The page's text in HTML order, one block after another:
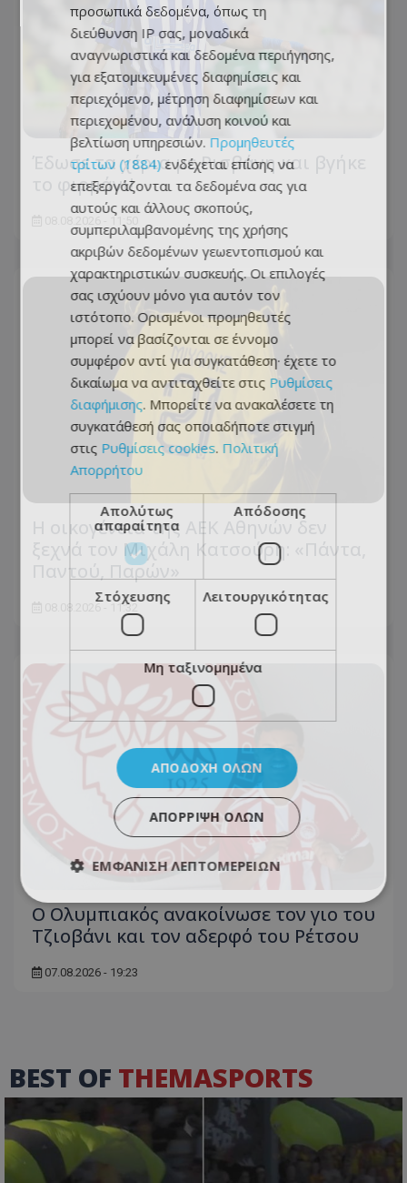
Έδωσε τα χέρια με Ρισβάνη και βγήκε
το φιρμάνι!
Η οικογένεια της ΑΕΚ Αθηνών δεν
ξεχνά τον Μιχάλη Κατσούρη: «Πάντα,
Παντού, Παρών»
08.08.2026 - 11:32
Ο Ολυμπιακός ανακοίνωσε τον γιο του
Τζιοβάνι και τον αδερφό του Ρέτσου
07.08.2026 - 19:23
BEST OF THEMASPORTS
προσωπικά δεδομένα, όπως τη
διεύθυνση IP σας, μοναδικά
αναγνωριστικά και δεδομένα περιήγησης,
για εξατομικευμένες διαφημίσεις και
περιεχόμενο, μέτρηση διαφημίσεων και
περιεχομένου, ανάλυση κοινού και
βελτίωση υπηρεσιών. Προμηθευτές
τρίτων (1884)ενδέχεται επίσης να
επεξεργάζονται τα δεδομένα σας για
αυτούς και άλλους σκοπούς,
συμπεριλαμβανομένης της χρήσης
ακριβών δεδομένων γεωεντοπισμού και
χαρακτηριστικών συσκευής. Οι επιλογές
σας ισχύουν μόνο για αυτόν τον
ιστότοπο. Ορισμένοι προμηθευτές
μπορεί να βασίζονται σε έννομο
συμφέρον αντί για συγκατάθεση· έχετε το
δικαίωμα να αντιταχθείτε στις Ρυθμίσεις
διαφήμισης. Μπορείτε να ανακαλέσετε τη
συγκατάθεσή σας οποιαδήποτε στιγμή
στις Ρυθμίσεις cookies. Πολιτική
Απορρήτου
Απολύτως
απαραίτητα
Απόδοσης
Στόχευσης Λειτουργικότητας
Μη ταξινομημένα
ΑΠΟΔΟΧΉ ΌΛΩΝ
ΑΠΌΡΡΙΨΗ ΌΛΩΝ
ΕΜΦΆΝΙΣΗ ΛΕΠΤΟΜΕΡΕΙΏΝ